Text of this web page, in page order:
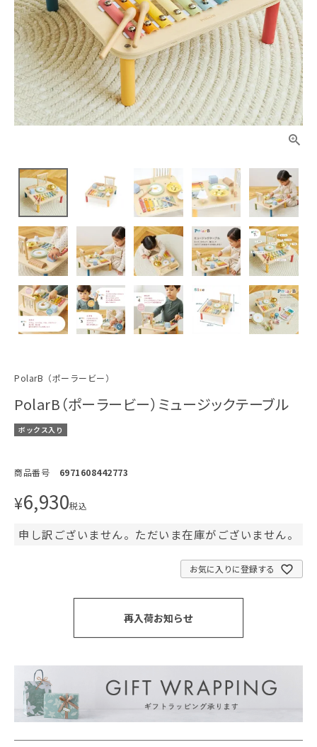
PolarB（ポーラービー）
PolarB（ポーラービー）ミュージックテーブル
ボックス入り
商品番号 6971608442773
¥6,930税込
申し訳ございません。ただいま在庫がございません。
お気に入りに登録する
再入荷お知らせ